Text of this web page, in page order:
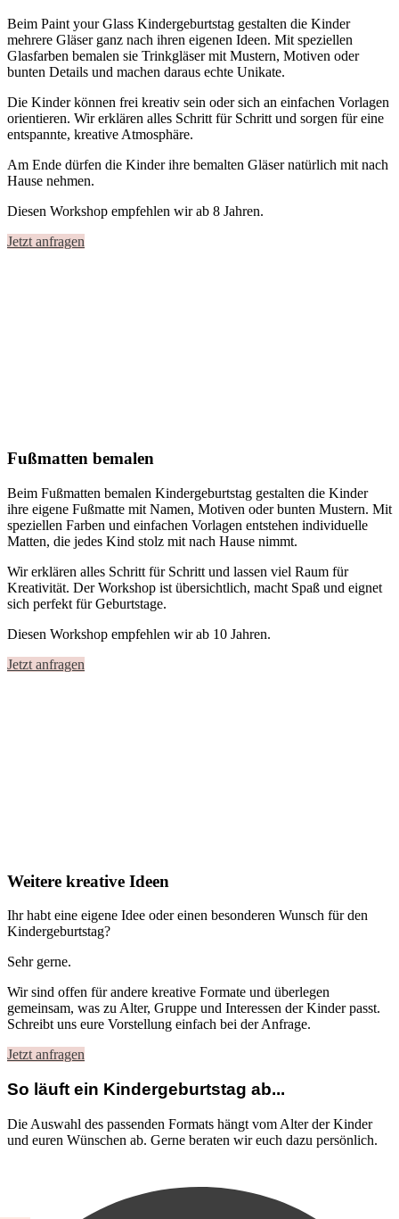
Beim Paint your Glass Kindergeburtstag gestalten die Kinder
mehrere Gläserganz nach ihren eigenen Ideen. Mit speziellen
Glasfarben bemalen sie Trinkgläser mit Mustern, Motiven oder
bunten Details und machen daraus echte Unikate.
Die Kinder können frei kreativ sein oder sich an einfachen Vorlagen
orientieren. Wir erklären alles Schritt für Schritt und sorgen für eine
entspannte, kreative Atmosphäre.
Am Ende dürfen die Kinder ihre bemalten Gläser natürlich mit nach
Hause nehmen.
Diesen Workshop empfehlen wir ab 8 Jahren.
Jetzt anfragen
Fußmatten bemalen
Beim Fußmatten bemalen Kindergeburtstag gestalten die Kinder
ihre eigene Fußmatte mit Namen, Motiven oder bunten Mustern. Mit
speziellen Farben und einfachen Vorlagen entstehen individuelle
Matten, die jedes Kind stolz mit nach Hause nimmt.
Wir erklären alles Schritt für Schritt und lassen viel Raum für
Kreativität. Der Workshop ist übersichtlich, macht Spaß und eignet
sich perfekt für Geburtstage.
Diesen Workshop empfehlen wir ab 10 Jahren.
Jetzt anfragen
Weitere kreative Ideen
Ihr habt eine eigene Idee oder einen besonderen Wunsch für den
Kindergeburtstag?
Sehr gerne.
Wir sind offen für andere kreative Formate und überlegen
gemeinsam, was zu Alter, Gruppe und Interessen der Kinder passt.
Schreibt uns eure Vorstellung einfach bei der Anfrage.
Jetzt anfragen
So läuft ein Kindergeburtstag ab...
Die Auswahl des passenden Formats hängt vom Alter der Kinder
und euren Wünschen ab. Gerne beraten wir euch dazu persönlich.